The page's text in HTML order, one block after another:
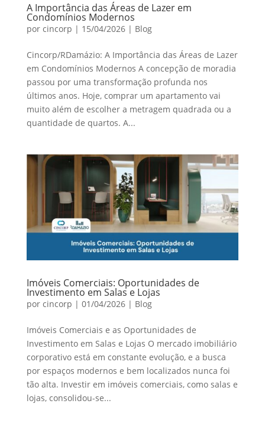
A Importância das Áreas de Lazer em
Condomínios Modernos
por cincorp | 15/04/2026| Blog
Cincorp/RDamázio: A Importância das Áreas de Lazer
em Condomínios Modernos A concepção de moradia
passou por uma transformação profunda nos
últimos anos. Hoje, comprar um apartamento vai
muito além de escolher a metragem quadrada ou a
quantidade de quartos. A...
Imóveis Comerciais: Oportunidades de
Investimento em Salas e Lojas
por cincorp | 01/04/2026| Blog
Imóveis Comerciais e as Oportunidades de
Investimento em Salas e Lojas O mercado imobiliário
corporativo está em constante evolução, e a busca
por espaços modernos e bem localizados nunca foi
tão alta. Investir em imóveis comerciais, como salas e
lojas, consolidou-se...